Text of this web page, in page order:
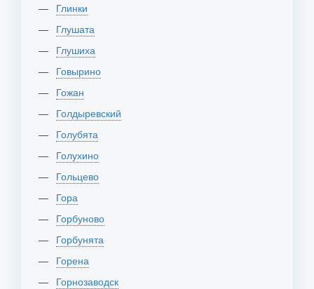
Глинки
Глушата
Глушиха
Говырино
Гожан
Голдыревский
Голубята
Голухино
Гольцево
Гора
Горбуново
Горбунята
Горена
Горнозаводск